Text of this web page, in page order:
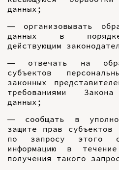
данных;
— организовывать
данных в
действующим
— отвечать на
субъектов
законных
требованиями
данных;
— сообщать в
защите прав субъектов
по запросу этого
информацию в
получения такого